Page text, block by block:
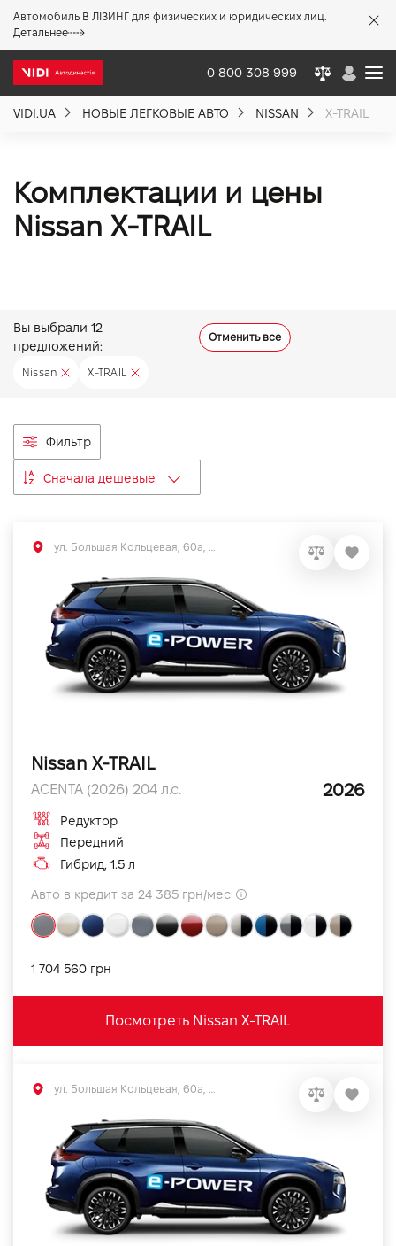
Автомобиль В ЛІЗИНГ для физических и юридических лиц.
Детальнее
0 800 308 999
VIDI.UA НОВЫЕ ЛЕГКОВЫЕ АВТО NISSAN X-TRAIL
Комплектации и цены
Nissan X-TRAIL
Вы выбрали 12
предложений:
Отменить все
Nissan X-TRAIL
Фильтр
Сначала дешевые
Nissan X-TRAIL
ACENTA (2026) 204 л.с. 2026
Редуктор
Передний
Гибрид, 1.5 л
Авто в кредит за 24 385 грн/мес
1 704 560 грн
Посмотреть Nissan X-TRAIL
Акции %
Новости
акціями, послугами та новинками